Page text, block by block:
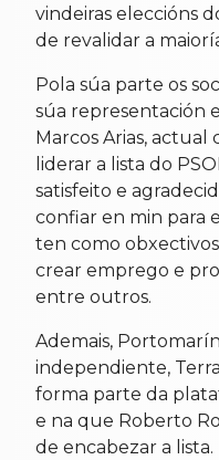
vindeiras eleccións
de revalidar a
Pola súa parte os
súa representación
Marcos Arias,
liderar a lista do
satisfeito e
confiar en min para
ten como
crear emprego e
entre outros.
Ademais,
independiente,
forma parte da
e na que Roberto
de encabezar a lista.